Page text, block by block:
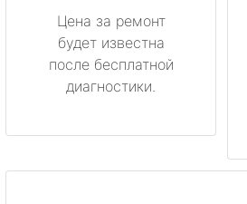
Цена за ремонт
будет известна
после бесплатной
диагностики.